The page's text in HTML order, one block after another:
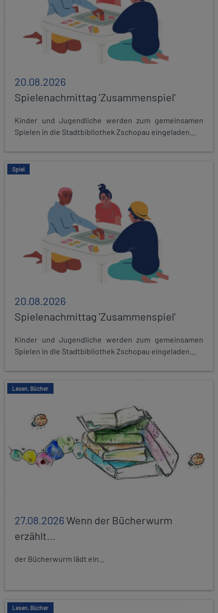
20.08.2026
Spielenachmittag 'Zusammenspiel'
Kinder und Jugendliche werden zum gemeinsamen
Spielen in die Stadtbibliothek Zschopau eingeladen...
Spiel
20.08.2026
Spielenachmittag 'Zusammenspiel'
Kinder und Jugendliche werden zum gemeinsamen
Spielen in die Stadtbibliothek Zschopau eingeladen...
Lesen, Bücher
27.08.2026Wenn der Bücherwurm
erzählt...
der Bücherwurm lädt ein...
Lesen, Bücher